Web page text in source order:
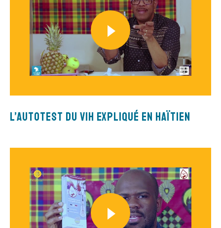
L’autotest du VIH expliqué en Haïtien